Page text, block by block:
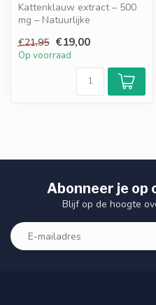
Kattenklauw extract – 500
mg – Natuurlijke
Immuunsysteem & We...
€21,95 €19,00
Op voorraad
Abonneer je op
Blijf op de hoogte